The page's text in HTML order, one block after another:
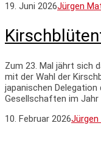
19. Juni 2026Jürgen
Zum 23. Mal jährt sich
mit der Wahl der
japanischen
Gesellschaften im Jahr
10. Februar 2026Jürgen